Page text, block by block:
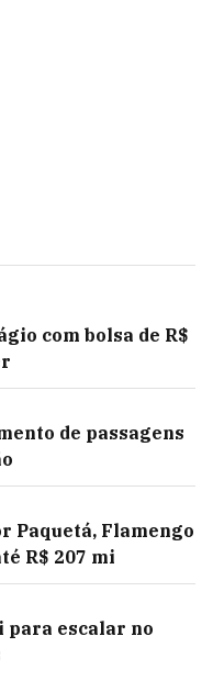
com bolsa de R$
de passagens
Paquetá, Flamengo
R$ 207 mi
para escalar no